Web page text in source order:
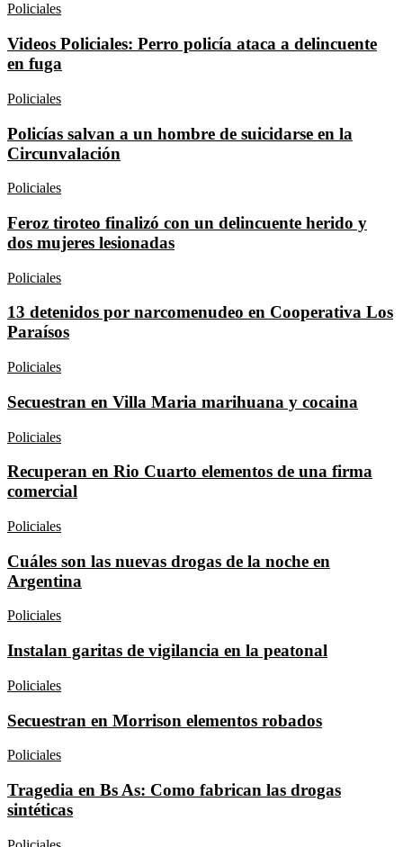
Policiales
Videos Policiales: Perro policía ataca a delincuente
en fuga
Policiales
Policías salvan a un hombre de suicidarse en la
Circunvalación
Policiales
Feroz tiroteo finalizó con un delincuente herido y
dos mujeres lesionadas
Policiales
13 detenidos por narcomenudeo en Cooperativa Los
Paraísos
Policiales
Secuestran en Villa Maria marihuana y cocaina
Policiales
Recuperan en Rio Cuarto elementos de una firma
comercial
Policiales
Cuáles son las nuevas drogas de la noche en
Argentina
Policiales
Instalan garitas de vigilancia en la peatonal
Policiales
Secuestran en Morrison elementos robados
Policiales
Tragedia en Bs As: Como fabrican las drogas
sintéticas